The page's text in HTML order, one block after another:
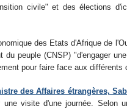
civile" et des élections
des Etats d'Afrique de
du peuple (CNSP) "d'engager
pour faire face aux différents
des Affaires étrangères,
une visite d'une journée. Selon